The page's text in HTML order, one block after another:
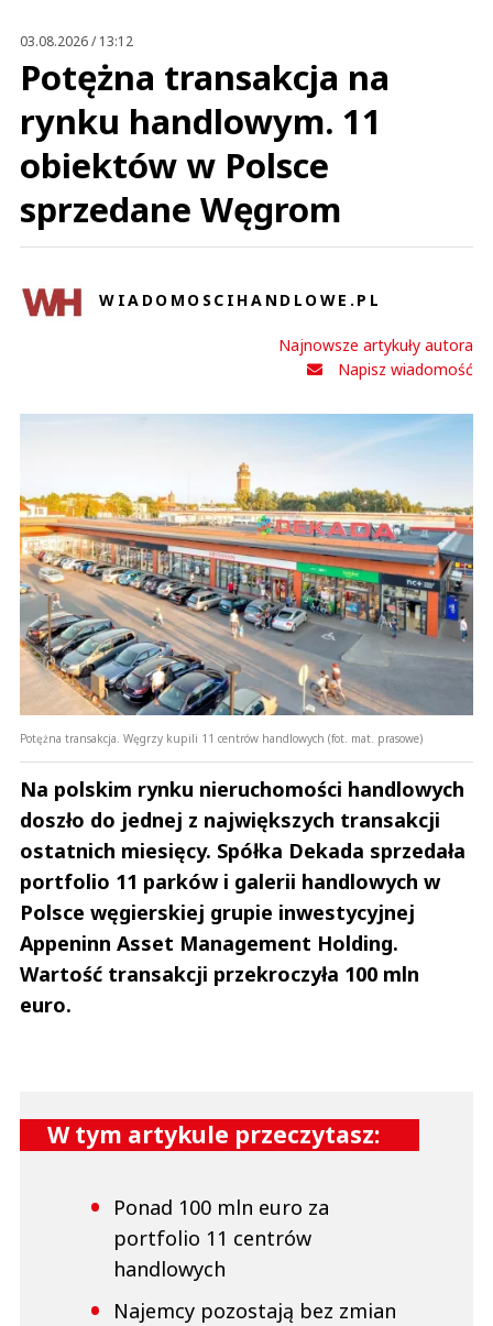
03.08.2026 / 13:12
Potężna transakcja na
rynku handlowym. 11
obiektów w Polsce
sprzedane Węgrom
WIADOMOSCIHANDLOWE.PL
Najnowsze artykuły autora
Napisz wiadomość
Potężna transakcja. Węgrzy kupili 11 centrów handlowych (fot. mat. prasowe)
Na polskim rynku nieruchomości handlowych
doszło do jednej z największych transakcji
ostatnich miesięcy. Spółka Dekada sprzedała
portfolio 11 parków i galerii handlowych w
Polsce węgierskiej grupie inwestycyjnej
Appeninn Asset Management Holding.
Wartość transakcji przekroczyła 100 mln
euro.
W tym artykule przeczytasz:
Ponad 100 mln euro za
portfolio 11 centrów
handlowych
Najemcy pozostają bez zmian